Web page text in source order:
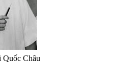
Châu